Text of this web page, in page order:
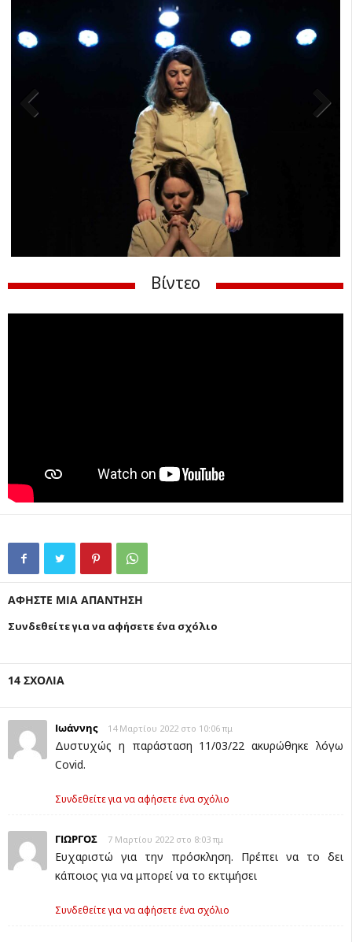
Βίντεο
14 ΣΧΟΛΙΑ
Ιωάννης 14 Μαρτίου 2022 στο 10:06 πμ
Δυστυχώς η παράσταση 11/03/22 ακυρώθηκε λόγω
Covid.
Συνδεθείτε για να αφήσετε ένα σχόλιο
ΓΙΩΡΓΟΣ 7 Μαρτίου 2022 στο 8:03 πμ
Ευχαριστώ για την πρόσκληση. Πρέπει να το δει
κάποιος για να μπορεί να το εκτιμήσει
Συνδεθείτε για να αφήσετε ένα σχόλιο
ΑΦΗΣΤΕ ΜΙΑ ΑΠΑΝΤΗΣΗ
Συνδεθείτε για να αφήσετε ένα σχόλιο